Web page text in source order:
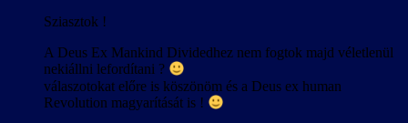
Sziasztok !
A Deus Ex Mankind Dividedhez nem fogtok majd véletlenül
nekiállni lefordítani ?
válaszotokat előre is köszönöm és a Deus ex human
Revolution magyarítását is !